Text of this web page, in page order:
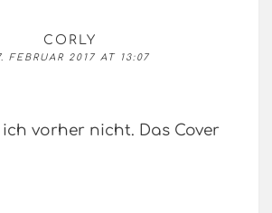
CORLY
FEBRUAR 2017 AT 13:07
vorher nicht. Das Cover